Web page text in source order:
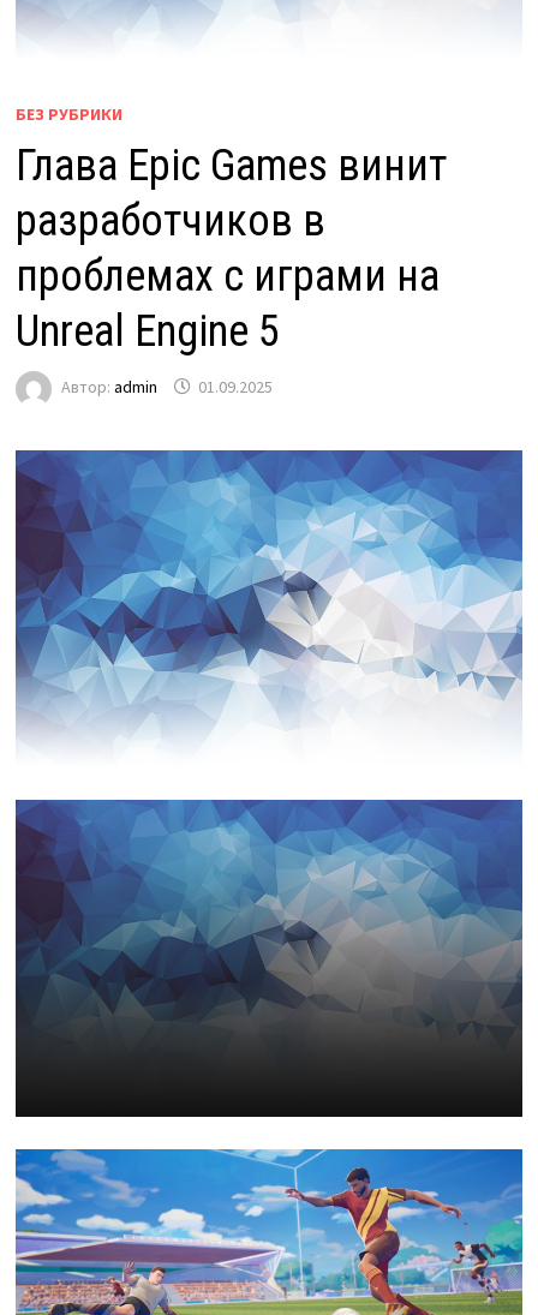
БЕЗ РУБРИКИ
Глава Epic Games винит
разработчиков в
проблемах с играми на
Unreal Engine 5
Автор: admin 01.09.2025